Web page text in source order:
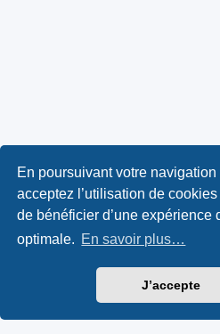
En poursuivant votre
acceptez l’utilisation de
de bénéficier d’une expérience
optimale. En savoir plus…
J’accepte